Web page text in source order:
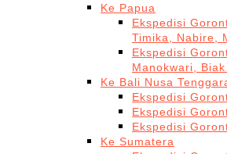
Ke Papua
Ekspedisi
Timika, Nabire,
Ekspedisi
Manokwari,
Ke Bali Nusa
Ekspedisi
Ekspedisi
Ekspedisi
Ke Sumatera